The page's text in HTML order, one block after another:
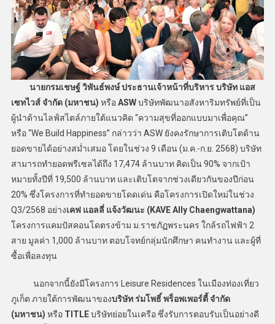
นายกรมเชษฐ์ วิพันธ์พงษ์ ประธานเจ้าหน้าที่บริหาร บริษัท แอส
เซทไวส์ จำกัด (มหาชน) หรือASWบริษัทพัฒนาอสังหาริมทรัพย์ที่เป็น
ผู้นำด้านไลฟ์สไตล์ภายใต้แนวคิด “ความสุขที่ออกแบบมาเพื่อคุณ”
หรือ “We Build Happiness” กล่าวว่า ASW ยังคงรักษาการเติบโตด้าน
ยอดขายได้อย่างสม่ำเสมอ โดยในช่วง 9 เดือน (ม.ค.-ก.ย. 2568) บริษัท
สามารถทำยอดพรีเซลได้ถึง 17,474 ล้านบาท คิดเป็น 90% จากเป้า
หมายทั้งปีที่ 19,500 ล้านบาท และเติบโตจากช่วงเดียวกันของปีก่อน
20% ซึ่งโครงการที่ทำยอดขายโดดเด่น คือโครงการเปิดใหม่ในช่วง
Q3/2568 อย่างเคฟ แอลลี่ แจ้งวัฒนะ (KAVE Ally Chaengwattana)
โครงการแคมปัสคอนโดตรงข้าม ม.ราชภัฏพระนคร ใกล้รถไฟฟ้า 2
สาย มูลค่า 1,000 ล้านบาท ตอบโจทย์กลุ่มนักศึกษา คนทำงาน และผู้ที่
ซื้อเพื่อลงทุน
นอกจากนี้ยังมีโครงการ Leisure Residences ในเมืองท่องเที่ยว
ภูเก็ต ภายใต้การพัฒนาของบริษัท ร่มโพธิ์ พร็อพเพอร์ตี้ จำกัด
(มหาชน) หรือ TITLEบริษัทย่อยในเครือ ซึ่งรับการตอบรับเป็นอย่างดี